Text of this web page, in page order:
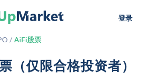
登录
/ AiFi股票
（仅限合格投资者）